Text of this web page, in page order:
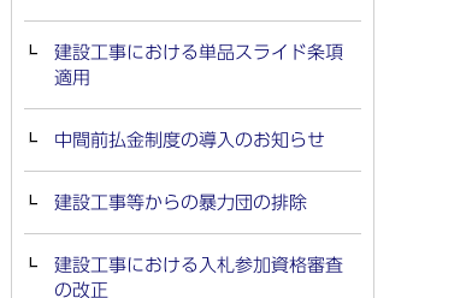
建設工事における単品スライド条項
適用
中間前払金制度の導入のお知らせ
建設工事等からの暴力団の排除
建設工事における入札参加資格審査
の改正